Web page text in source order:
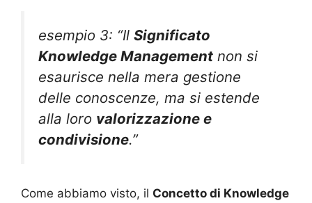
esempio 3: “Il Significato
Knowledge Management non si
esaurisce nella mera gestione
delle conoscenze, ma si estende
alla loro valorizzazione e
condivisione.”
Come abbiamo visto, il Concetto di Knowledge